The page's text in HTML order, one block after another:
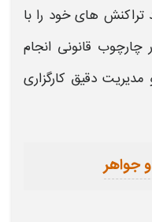
تراکنش‌ های خود را با
چارچوب قانونی انجام
دقیق کارگزاری
جواهر